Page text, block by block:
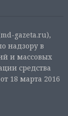
gazeta.ru),
надзору в
и массовых
средства
18 марта 2016